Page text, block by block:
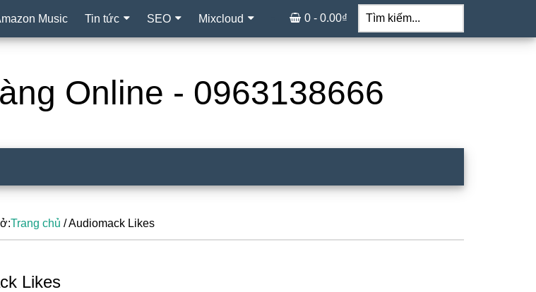
Music Tin tức SEO Mixcloud
Tìm
kiếm...
0 - 0.00₫
Online - 0963138666
Trang chủ /Audiomack Likes
Likes